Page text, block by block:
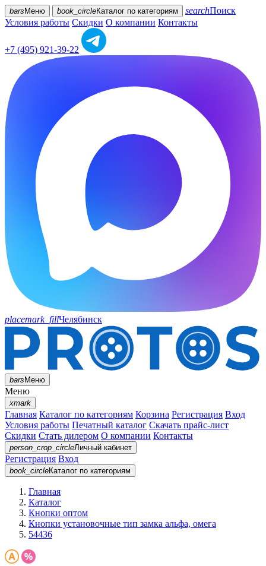
bars Меню book_circleКаталог по категориям searchПоиск
Условия работы Скидки О компании Контакты
+7 (495) 921-39-22
placemark_fillЧелябинск
barsМеню
Меню
xmark
Главная Каталог по категориям Корзина Регистрация Вход
Условия работы Печатный каталог Скачать прайс-лист
Скидки Стать дилером О компании Контакты
person_crop_circleЛичный кабинет
Регистрация Вход
book_circleКаталог по категориям
Главная
Каталог
Кнопки оптом
Кнопки установочные тип замка альфа, омега
54436